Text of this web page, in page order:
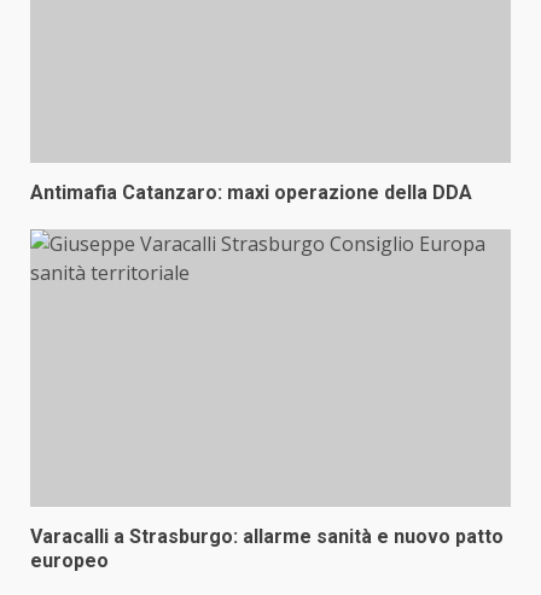
Antimafia Catanzaro: maxi operazione della DDA
Varacalli a Strasburgo: allarme sanità e nuovo patto
europeo